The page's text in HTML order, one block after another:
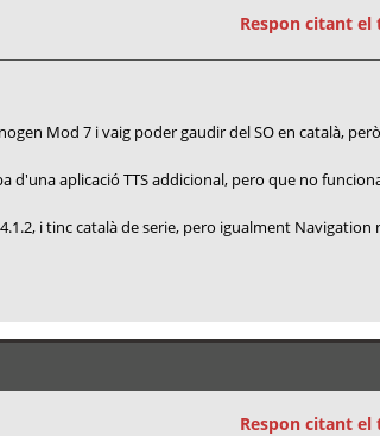
Respon citant el
Mod 7 i vaig poder gaudir del SO en català,
d'una aplicació TTS addicional, pero que no
i tinc català de serie, pero igualment Navigation
Respon citant el